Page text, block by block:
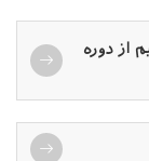
از دوره